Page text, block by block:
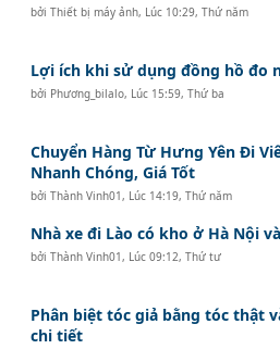
bởiThiết bị máy ảnh, Lúc 10:29, Thứ năm
Lợi ích khi sử dụng đồng hồ đo
bởi Phương_bilalo, Lúc 15:59, Thứ ba
Chuyển Hàng Từ Hưng Yên Đi
Nhanh Chóng, Giá Tốt
bởiThành Vinh01, Lúc 14:19, Thứ năm
Nhà xe đi Lào có kho ở Hà Nội
bởiThành Vinh01, Lúc 09:12, Thứ tư
Phân biệt tóc giả bằng tóc thật
chi tiết